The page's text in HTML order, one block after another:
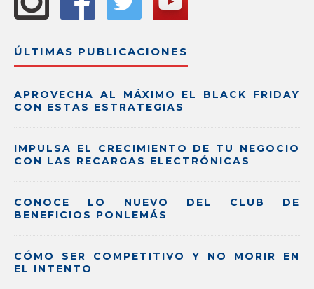
ÚLTIMAS PUBLICACIONES
APROVECHA AL MÁXIMO EL BLACK FRIDAY
CON ESTAS ESTRATEGIAS
IMPULSA EL CRECIMIENTO DE TU NEGOCIO
CON LAS RECARGAS ELECTRÓNICAS
CONOCE LO NUEVO DEL CLUB DE
BENEFICIOS PONLEMÁS
CÓMO SER COMPETITIVO Y NO MORIR EN
EL INTENTO